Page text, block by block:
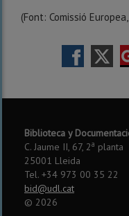
(Font: Comissió
Biblioteca y
C. Jaume II, 67, 2a planta
25001 Lleida
Tel. +34 973 00 35 22
bid@udl.cat
© 2026